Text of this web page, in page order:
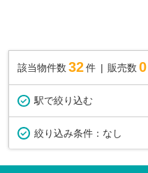
該当物件数 32件 販売数 0
駅で絞り込む
絞り込み条件： なし